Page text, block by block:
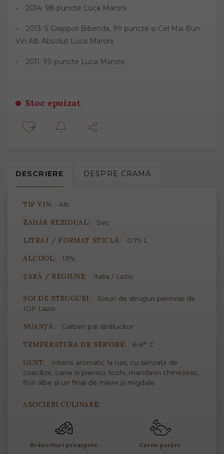
• 2014: 98 puncte Luca Maroni
• 2013: 5 Grappoli Bibenda, 99 puncte și Cel Mai Bun
Vin Alb Absolut Luca Maroni
• 2011: 99 puncte Luca Maroni
Stoc epuizat
DESCRIERE DESPRE CRAMĂ
TIP VIN: Alb
ZAHĂR REZIDUAL: Sec
LITRAJ / FORMAT STICLĂ: 0.75 L
ALCOOL: 13%
ȚARĂ / REGIUNE: Italia / Lazio
SOI DE STRUGURI:
Soiuri de struguri permise de
IGP Lazio
NUANȚĂ: Galben pai strălucitor
TEMPERATURA DE SERVIRE: 6-8° C
GUST:
Intens aromatic la nas, cu senzații de
coacăze, caise și piersici, licchi, mandarin chinezesc,
flori albe și un final de miere și migdale
ASOCIERI CULINARE:
Brânzeturi proaspete Carne pasăre